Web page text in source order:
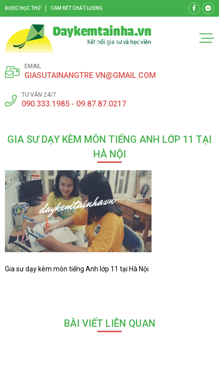
ĐƯỢC HỌC THỬ CAM KẾT CHẤT LƯỢNG
EMAIL
GIASUTAINANGTRE.VN@GMAIL.COM
TƯ VẤN 24/7
090.333.1985 - 09.87.87.0217
GIA SƯ DẠY KÈM MÔN TIẾNG ANH LỚP 11 TẠI
HÀ NỘI
Gia sư dạy kèm môn tiếng Anh lớp 11 tại Hà Nội
BÀI VIẾT LIÊN QUAN